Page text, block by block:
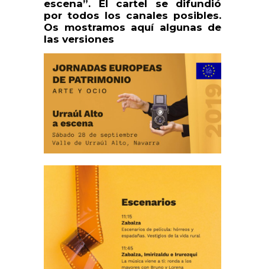
escena”. El cartel se difundió
por todos los canales posibles.
Os mostramos aquí algunas de
las versiones